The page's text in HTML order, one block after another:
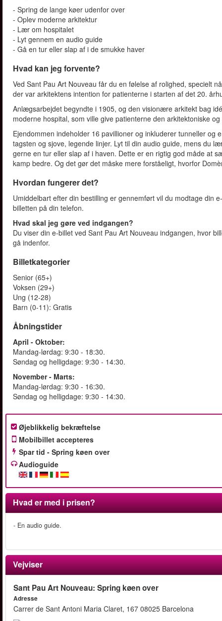
- Spring de lange køer udenfor over
- Oplev moderne arkitektur
- Lær om hospitalet
- Lyt gennem en audio guide
- Gå en tur eller slap af i de smukke haver
Hvad kan jeg forvente?
Ved Sant Pau Art Nouveau får du en følelse af rolighed, specielt
der var arkitektens intention for patienterne i starten af det 20.
Anlægsarbejdet begyndte i 1905, og den visionære arkitekt bag
moderne hospital, som ville give patienterne den arkitektoniske
Ejendommen indeholder 16 pavillioner og inkluderer tunneller
tagsten og sjove, legende linjer. Lyt til din audio guide, mens du
gerne en tur eller slap af i haven. Dette er en rigtig god måde at
kamp bedre. Og det gør det måske mere forståeligt, hvorfor
Hvordan fungerer det?
Umiddelbart efter din bestilling er gennemført vil du modtage din
billetten på din telefon.
Hvad skal jeg gøre ved indgangen?
Du viser din e-billet ved Sant Pau Art Nouveau indgangen, hvor
gå indenfor.
Billetkategorier
Senior (65+)
Voksen (29+)
Ung (12-28)
Barn (0-11): Gratis
Åbningstider
April - Oktober:
Mandag-lørdag: 9:30 - 18:30.
Søndag og helligdage: 9:30 - 14:30.
November - Marts:
Mandag-lørdag: 9:30 - 16:30.
Søndag og helligdage: 9:30 - 14:30.
Øjeblikkelig bekræftelse
Mobilbillet accepteres
Spar tid - Spring køen over
Audioguide
Hvad er med i prisen?
- En audio guide.
Vejviser
Sant Pau Art Nouveau: Spring køen over
Adresse
Carrer de Sant Antoni Maria Claret, 167 08025 Barcelona